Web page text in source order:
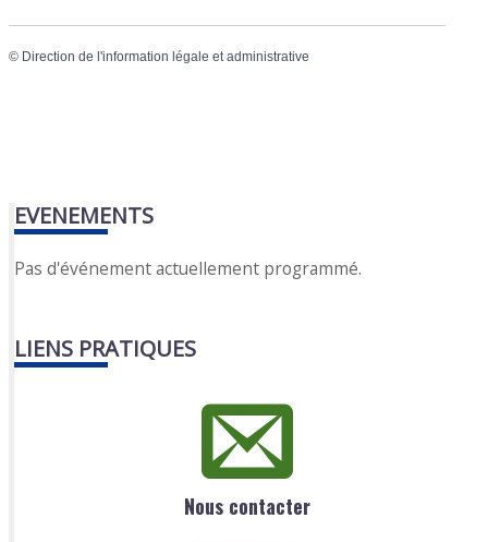
© Direction de l'information légale et administrative
EVENEMENTS
Pas d'événement actuellement programmé.
LIENS PRATIQUES
Nous contacter